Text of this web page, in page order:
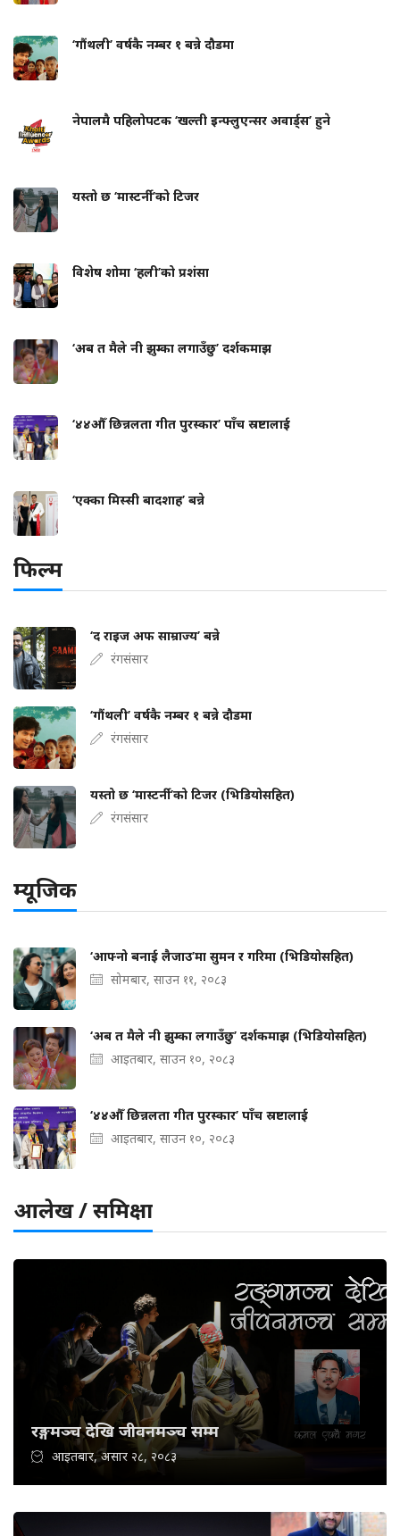
‘गौंथली’ वर्षकै नम्बर १ बन्ने दौडमा
नेपालमै पहिलोपटक ‘खल्ती इन्फ्लुएन्सर अवार्ड्स’ हुने
यस्तो छ ‘मास्टर्नी’को टिजर
विशेष शोमा ‘हली’को प्रशंसा
‘अब त मैले नी झुम्का लगाउँछु’ दर्शकमाझ
‘४४औँ छिन्नलता गीत पुरस्कार’ पाँच स्रष्टालाई
‘एक्का मिस्सी बादशाह’ बन्ने
फिल्म
‘द राइज अफ साम्राज्य’ बन्ने
रंगसंसार
‘गौंथली’ वर्षकै नम्बर १ बन्ने दौडमा
रंगसंसार
यस्तो छ ‘मास्टर्नी’को टिजर (भिडियोसहित)
रंगसंसार
म्यूजिक
‘आफ्नो बनाई लैजाउ’मा सुमन र गरिमा (भिडियोसहित)
सोमबार, साउन ११, २०८३
‘अब त मैले नी झुम्का लगाउँछु’ दर्शकमाझ (भिडियोसहित)
आइतबार, साउन १०, २०८३
‘४४औँ छिन्नलता गीत पुरस्कार’ पाँच स्रष्टालाई
आइतबार, साउन १०, २०८३
आलेख / समिक्षा
रङ्गमञ्च देखि जीवनमञ्च सम्म
आइतबार, असार २८, २०८३